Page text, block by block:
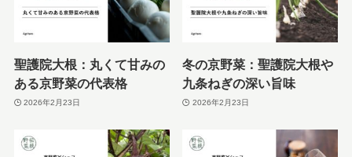
聖護院大根：丸くて甘みの
ある京野菜の代表格
2026年2月23日
冬の京野菜：聖護院大根や
九条ねぎの深い旨味
2026年2月23日